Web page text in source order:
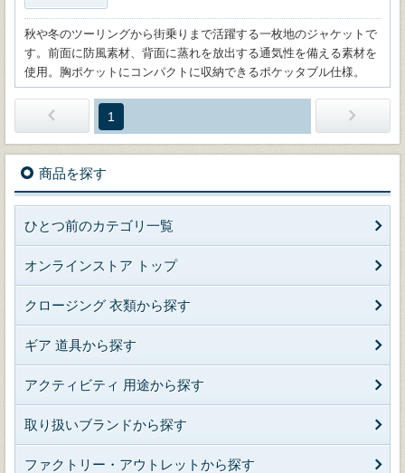
秋や冬のツーリングから街乗りまで活躍する一枚地のジャケットで
す。前面に防風素材、背面に蒸れを放出する通気性を備える素材を
使用。胸ポケットにコンパクトに収納できるポケッタブル仕様。
1
商品を探す
ひとつ前のカテゴリ一覧
オンラインストア トップ
クロージング 衣類から探す
ギア 道具から探す
アクティビティ 用途から探す
取り扱いブランドから探す
ファクトリー・アウトレットから探す